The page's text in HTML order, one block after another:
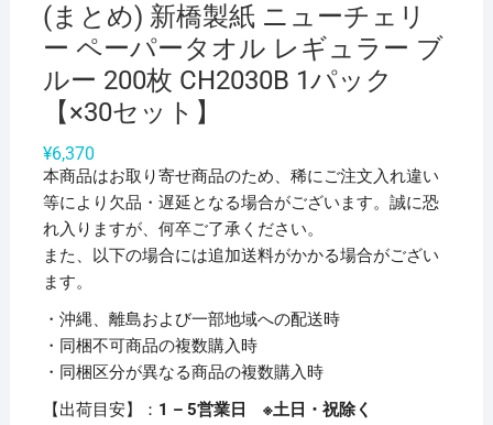
(まとめ) 新橋製紙 ニューチェリ
ー ペーパータオル レギュラー ブ
ルー 200枚 CH2030B 1パック
【×30セット】
¥6,370
本商品はお取り寄せ商品のため、稀にご注文入れ違い
等により欠品・遅延となる場合がございます。誠に恐
れ入りますが、何卒ご了承ください。
また、以下の場合には追加送料がかかる場合がござい
ます。
・沖縄、離島および一部地域への配送時
・同梱不可商品の複数購入時
・同梱区分が異なる商品の複数購入時
【出荷目安】： 1 – 5営業日 ※土日・祝除く